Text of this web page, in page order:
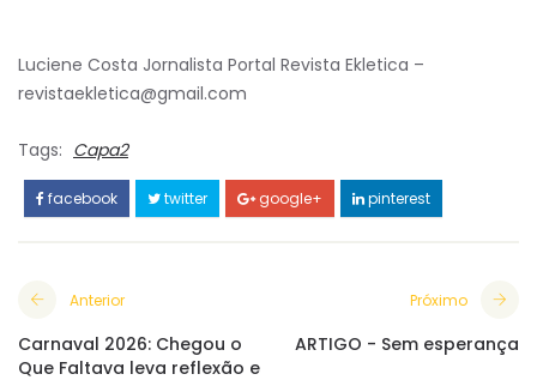
Luciene Costa Jornalista Portal Revista Ekletica –
revistaekletica@gmail.com
Tags: Capa2
facebook twitter google+ pinterest
Anterior
Carnaval 2026: Chegou o
Que Faltava leva reflexão e
Próximo
ARTIGO - Sem esperança